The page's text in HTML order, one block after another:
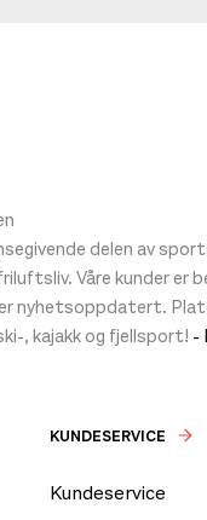
delen av
Våre kunder
nyhetsoppdatert.
, kajakk og fjellsport! -
KUNDESERVICE
Kundeservice